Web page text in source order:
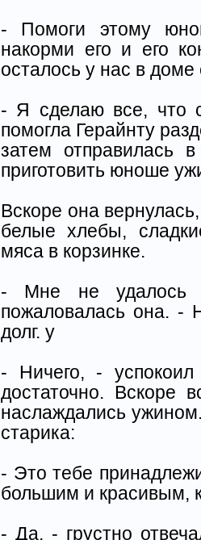
- Помоги этому
накорми его и его
осталось у нас в доме
- Я сделаю все, что
помогла Герайнту
затем отправилась
приготовить юноше
Вскоре она
белые хлебы,
мяса в корзинке.
- Мне не удалось
пожаловалась она. -
долг. у
- Ничего, -
достаточно. Вскоре
наслаждались
старика:
- Это тебе
большим и красивым,
- Да, - грустно